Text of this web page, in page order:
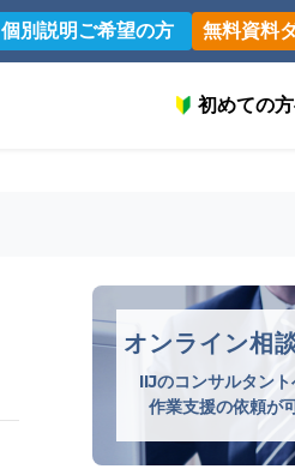
個別説明ご希望の方 無料資料
初めての
オンライン相
IIJのコンサルタン
作業支援の依頼が